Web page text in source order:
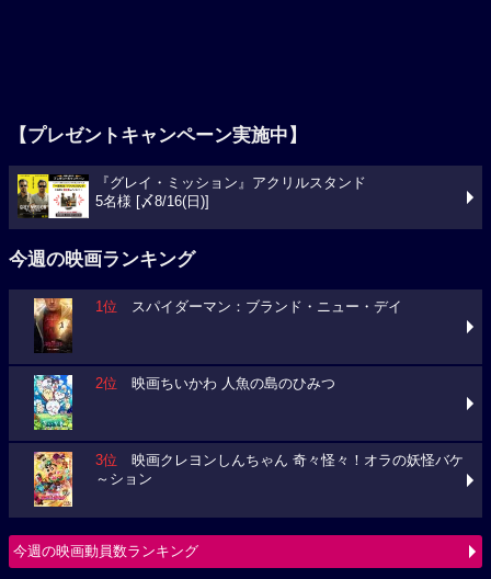
【プレゼントキャンペーン実施中】
『グレイ・ミッション』アクリルスタンド
5名様 [〆8/16(日)]
今週の映画ランキング
1位 スパイダーマン：ブランド・ニュー・デイ
2位 映画ちいかわ 人魚の島のひみつ
3位 映画クレヨンしんちゃん 奇々怪々！オラの妖怪バケ
～ション
今週の映画動員数ランキング